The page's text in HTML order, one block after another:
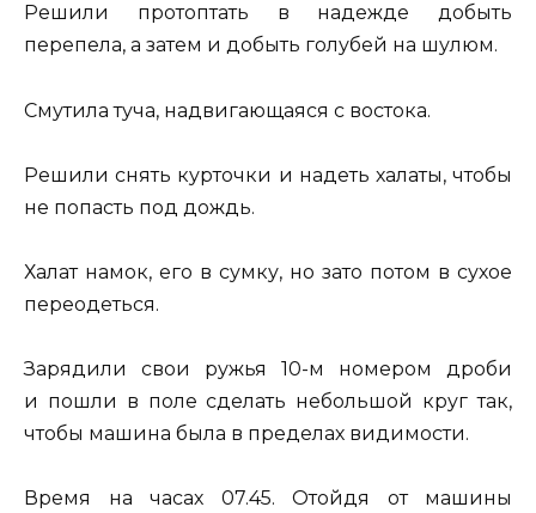
Решили протоптать в надежде добыть
перепела, а затем и добыть голубей на шулюм.
Смутила туча, надвигающаяся с востока.
Решили снять курточки и надеть халаты, чтобы
не попасть под дождь.
Халат намок, его в сумку, но зато потом в сухое
переодеться.
Зарядили свои ружья 10-м номером дроби
и пошли в поле сделать небольшой круг так,
чтобы машина была в пределах видимости.
Время на часах 07.45. Отойдя от машины